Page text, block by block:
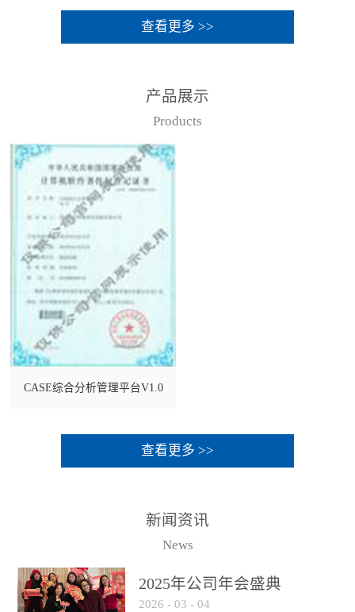
查看更多 >>
产品展示
Products
CASE综合分析管理平台V1.0
查看更多 >>
新闻资讯
News
2025年公司年会盛典
2026 - 03 - 04